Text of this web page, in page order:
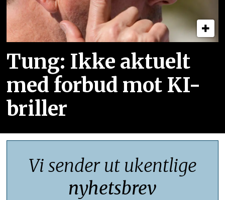
Tung: Ikke aktuelt
med forbud mot KI-
briller
Vi sender ut ukentlige
nyhetsbrev